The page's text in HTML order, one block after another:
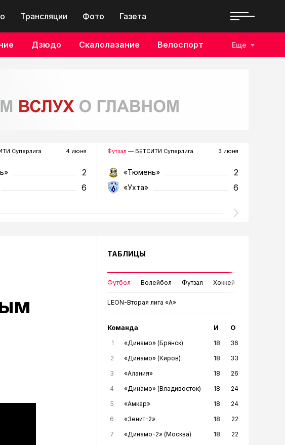
Трансляции Фото Газета
Дзюдо Скалолазание Велоспорт Еще
Суперлига 4 июня
2
6
Футзал — БЕТСИТИ Суперлига 3 июня
«Тюмень» 2
«Ухта» 6
ТАБЛИЦЫ
Футбол Волейбол Футзал Хоккей
LEON-Вторая лига «А»
Команда И О
1 «Динамо» (Брянск) 18
36
2
«Динамо» (Киров) 18
33
3
«Алания» 18
26
4
«Динамо» (Владивосток) 18
24
5
«Амкар» 18
24
6
«Зенит-2» 18
22
7
«Динамо-2» (Москва) 18
22